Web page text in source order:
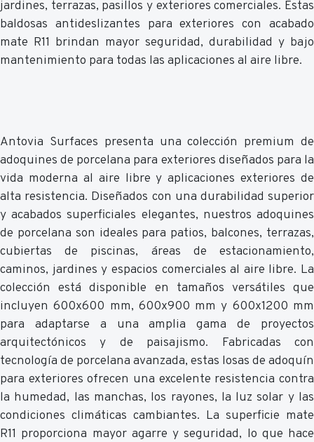
jardines, terrazas, pasillos y exteriores comerciales. Estas
baldosas antideslizantes para exteriores con acabado
mate R11 brindan mayor seguridad, durabilidad y bajo
mantenimiento para todas las aplicaciones al aire libre.
Antovia Surfaces presenta una colección premium de
adoquines de porcelana para exteriores diseñados para la
vida moderna al aire libre y aplicaciones exteriores de
alta resistencia. Diseñados con una durabilidad superior
y acabados superficiales elegantes, nuestros adoquines
de porcelana son ideales para patios, balcones, terrazas,
cubiertas de piscinas, áreas de estacionamiento,
caminos, jardines y espacios comerciales al aire libre. La
colección está disponible en tamaños versátiles que
incluyen 600x600 mm, 600x900 mm y 600x1200 mm
para adaptarse a una amplia gama de proyectos
arquitectónicos y de paisajismo. Fabricadas con
tecnología de porcelana avanzada, estas losas de adoquín
para exteriores ofrecen una excelente resistencia contra
la humedad, las manchas, los rayones, la luz solar y las
condiciones climáticas cambiantes. La superficie mate
R11 proporciona mayor agarre y seguridad, lo que hace